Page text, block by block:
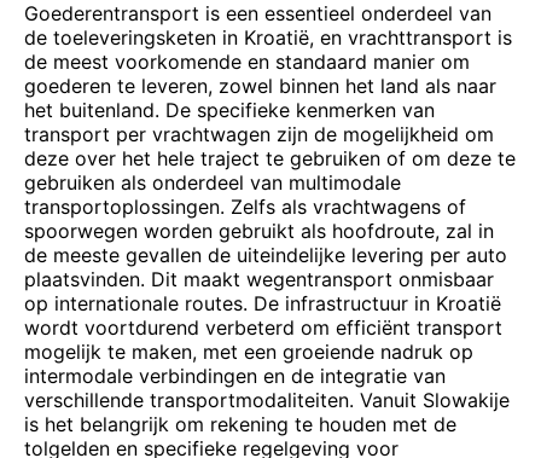
Goederentransport is een essentieel onderdeel van
de toeleveringsketen in Kroatië, en vrachttransport is
de meest voorkomende en standaard manier om
goederen te leveren, zowel binnen het land als naar
het buitenland. De specifieke kenmerken van
transport per vrachtwagen zijn de mogelijkheid om
deze over het hele traject te gebruiken of om deze te
gebruiken als onderdeel van multimodale
transportoplossingen. Zelfs als vrachtwagens of
spoorwegen worden gebruikt als hoofdroute, zal in
de meeste gevallen de uiteindelijke levering per auto
plaatsvinden. Dit maakt wegentransport onmisbaar
op internationale routes. De infrastructuur in Kroatië
wordt voortdurend verbeterd om efficiënt transport
mogelijk te maken, met een groeiende nadruk op
intermodale verbindingen en de integratie van
verschillende transportmodaliteiten. Vanuit Slowakije
is het belangrijk om rekening te houden met de
tolgelden en specifieke regelgeving voor